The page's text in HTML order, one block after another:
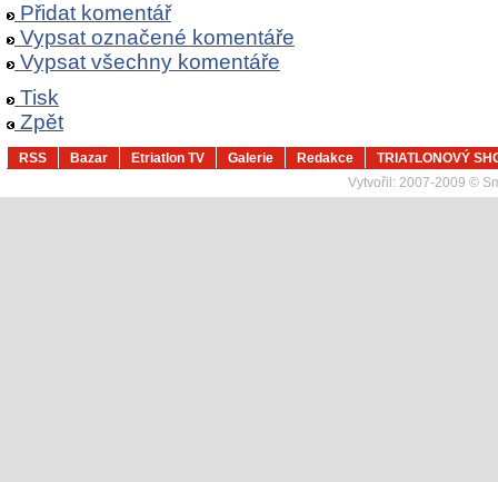
Přidat komentář
Vypsat označené komentáře
Vypsat všechny komentáře
Tisk
Zpět
RSS Bazar Etriatlon TV Galerie Redakce
TRIATLONOVÝ
Vytvořil: 2007-2009 ©